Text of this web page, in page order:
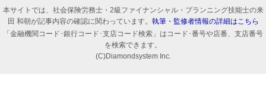
本サイトでは、社会保険労務士・2級ファイナンシャル・プランニング技能士の来
田 和朝が記事内容の確認に関わっています。 執筆・監修者情報の詳細はこちら
「金融機関コード･銀行コード･支店コード検索」はコード･番号や店番、支店番号
を検索できます。
(C)Diamondsystem Inc.